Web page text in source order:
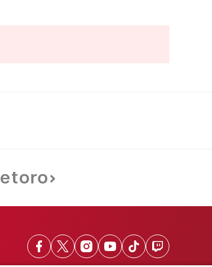
Facebook
X Instagram
Youtube
TikTokTwitch